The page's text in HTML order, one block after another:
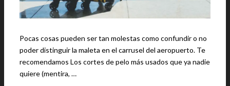
Pocas cosas pueden ser tan molestas como confundir o no
poder distinguir la maleta en el carrusel del aeropuerto. Te
recomendamos Los cortes de pelo más usados que ya nadie
quiere (mentira, …